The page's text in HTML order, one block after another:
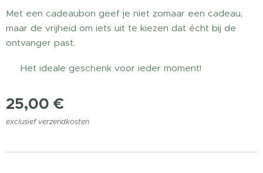
Met een cadeaubon geef je niet zomaar een cadeau,
maar de vrijheid om iets uit te kiezen dat écht bij de
ontvanger past.
🎁 Het ideale geschenk voor ieder moment!
25,00 €
exclusief verzendkosten